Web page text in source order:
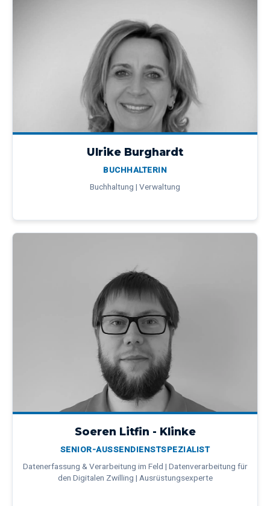
Ulrike Burghardt
BUCHHALTERIN
Buchhaltung | Verwaltung
Soeren Litfin - Klinke
SENIOR-AUSSENDIENSTSPEZIALIST
Datenerfassung & Verarbeitung im Feld | Datenverarbeitung für
den Digitalen Zwilling | Ausrüstungsexperte